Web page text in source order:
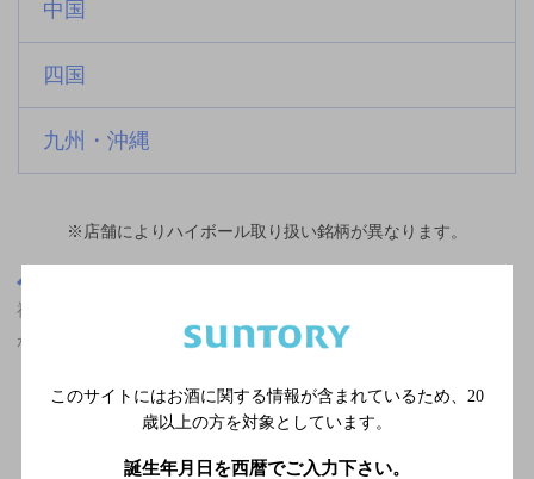
中国
四国
九州・沖縄
※店舗によりハイボール取り扱い銘柄が異なります。
神楽坂駅(東京都)周辺500m,中華・韓国・焼肉,マスターズドリーム
が飲める,30名以上の宴会・パーティ歓迎のお店
関連ページ
このサイトにはお酒に関する情報が含まれているため、 20
歳以上の方を対象としています。
誕生年月日を西暦でご入力下さい。